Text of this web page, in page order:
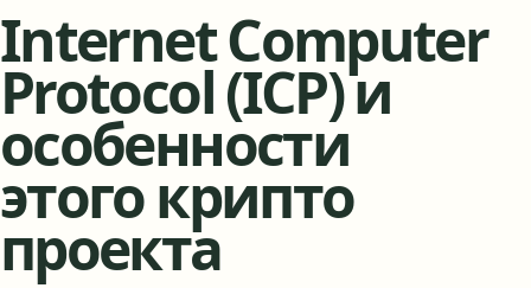
Internet Computer
Protocol (ICP) и
особенности
этого крипто
проекта